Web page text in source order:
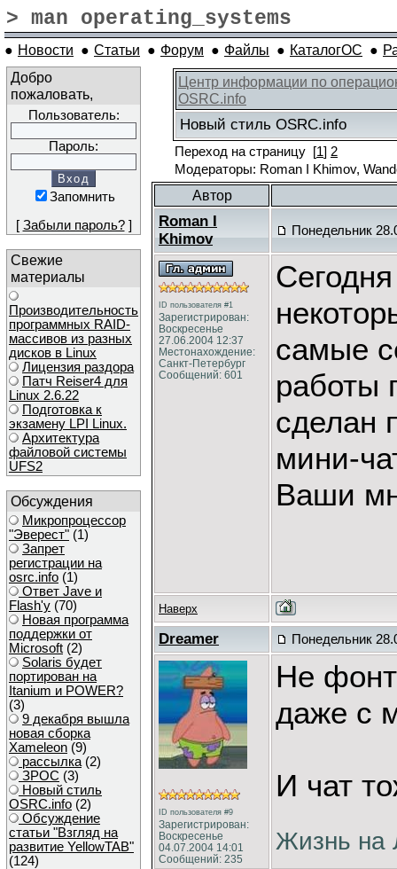
> man operating_systems
● Новости ● Статьи ● Форум ● Файлы ● КаталогОС ●
Добро
пожаловать,
Пользователь:
Пароль:
Запомнить
[ Забыли пароль?]
Свежие
материалы
Производительность
программных RAID-
массивов из разных
дисков в Linux
Лицензия раздора
Патч Reiser4 для
Linux 2.6.22
Подготовка к
экзамену LPI Linux.
Архитектура
файловой системы
UFS2
Обсуждения
Микропроцессор
"Эверест" (1)
Запрет
регистрации на
osrc.info (1)
Ответ Javе и
Flash'у (70)
Новая программа
поддержки от
Microsoft (2)
Solaris будет
портирован на
Itanium и POWER?
(3)
9 декабря вышла
новая сборка
Xameleon (9)
рассылка (2)
ЗРОС (3)
Новый стиль
OSRC.info (2)
Обсуждение
статьи "Взгляд на
развитие YellowTAB"
(124)
Центр информации по
OSRC.info
Новый стиль OSRC.info
Переход на страницу [1] 2
Модераторы: Roman I Khimov,
Автор
Roman I
Khimov
Понедельник
ID пользователя #1
Зарегистрирован:
Воскресенье
27.06.2004 12:37
Местонахождение:
Санкт-Петербург
Сообщений: 601
самые
работы
сделан
мини-
Ваши
Наверх
Dreamer Понедельник
ID пользователя #9
Зарегистрирован:
Воскресенье
04.07.2004 14:01
Сообщений: 235
Не
даже с
И чат
Жизнь на